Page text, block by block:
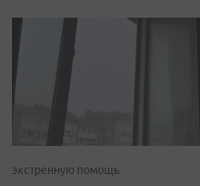
экстренную помощь